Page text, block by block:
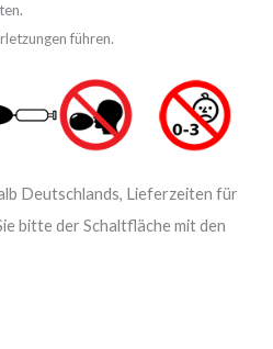
führen.
Deutschlands, Lieferzeiten für
bitte der Schaltfläche mit den